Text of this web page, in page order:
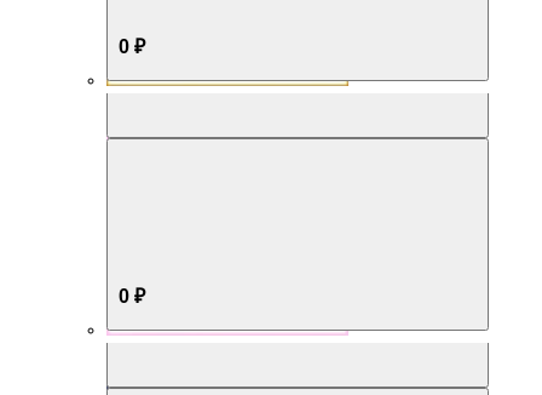
0 ₽
0 ₽